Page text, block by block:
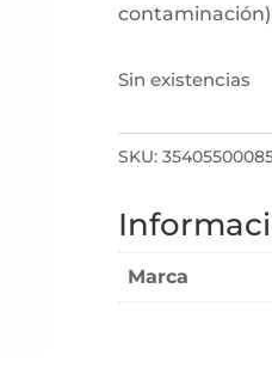
Sin existencias
SKU:
Marca